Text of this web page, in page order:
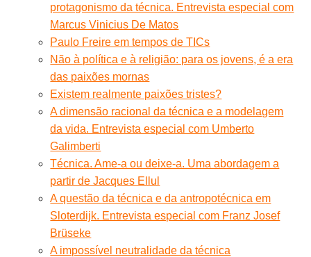
protagonismo da técnica. Entrevista especial com
Marcus Vinicius De Matos
Paulo Freire em tempos de TICs
Não à política e à religião: para os jovens, é a era
das paixões mornas
Existem realmente paixões tristes?
A dimensão racional da técnica e a modelagem
da vida. Entrevista especial com Umberto
Galimberti
Técnica. Ame-a ou deixe-a. Uma abordagem a
partir de Jacques Ellul
A questão da técnica e da antropotécnica em
Sloterdijk. Entrevista especial com Franz Josef
Brüseke
A impossível neutralidade da técnica